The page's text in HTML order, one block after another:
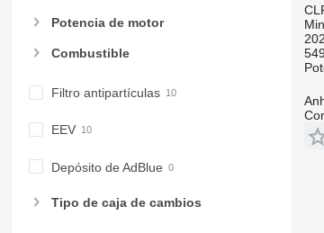
Potencia de motor
Combustible
Filtro antipartículas
EEV
Depósito de AdBlue
Tipo de caja de cambios